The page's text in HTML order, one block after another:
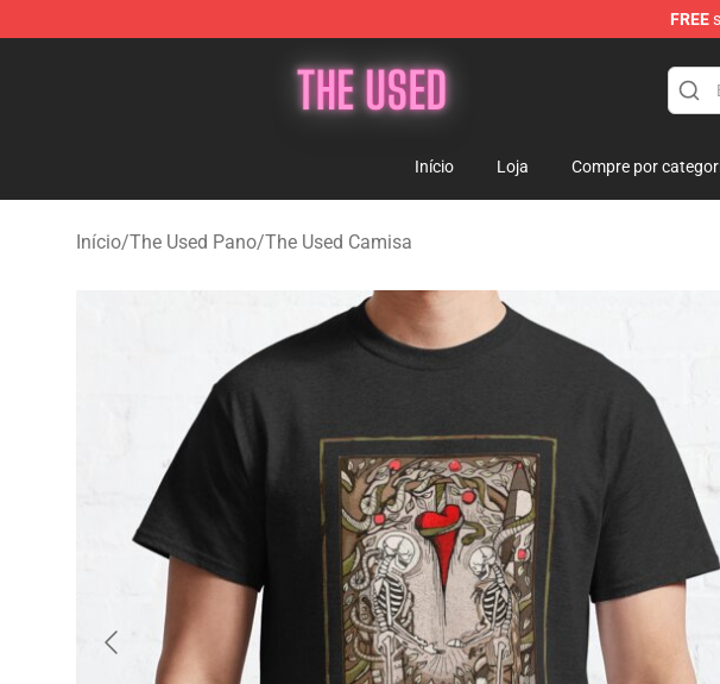
FREE
Início Loja Compre por
Início/The Used Pano/The Used Camisa